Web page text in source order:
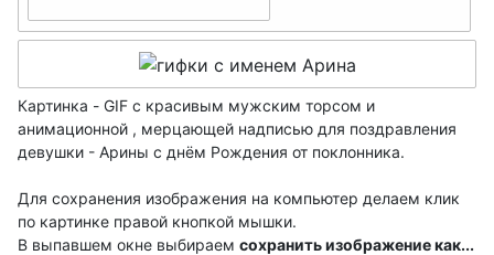
имя с буквы - Б
Беата- ДР
Богдана- ДР
Бьянка- ДР
Картинка - GIF с красивым мужским торсом и
анимационной , мерцающей надписью для поздравления
девушки - Арины с днём Рождения от поклонника.
Для сохранения изображения на компьютер делаем клик
по картинке правой кнопкой мышки.
В выпавшем окне выбираем сохранить изображение как...